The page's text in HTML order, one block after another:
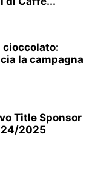
cioccolato:
la campagna
Title Sponsor
2025